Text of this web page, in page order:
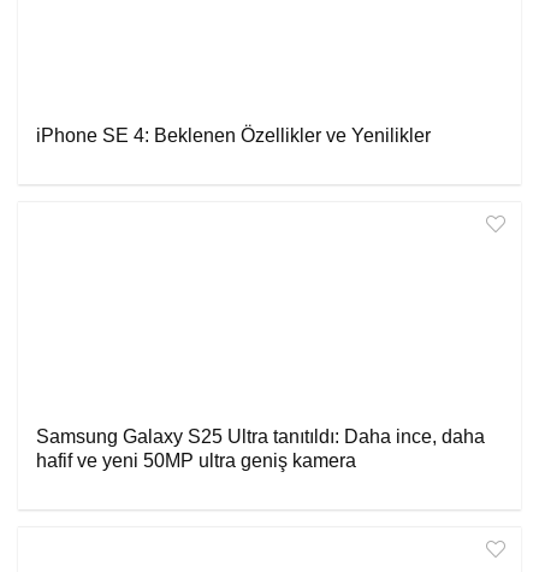
iPhone SE 4: Beklenen Özellikler ve Yenilikler
Samsung Galaxy S25 Ultra tanıtıldı: Daha ince, daha
hafif ve yeni 50MP ultra geniş kamera